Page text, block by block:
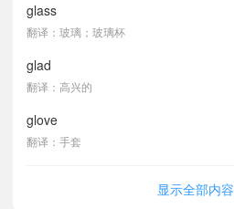
glass
翻译：玻璃；玻璃杯
glad
翻译：高兴的
glove
翻译：手套
显示全部内容